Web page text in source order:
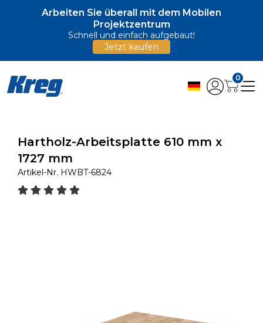
Arbeiten Sie überall mit dem Mobilen
Projektzentrum
Schnell und einfach aufgebaut!
Jetzt kaufen
0
Hartholz-Arbeitsplatte 610 mm x
1727 mm
Artikel-Nr. HWBT-6824